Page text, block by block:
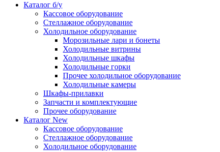
Каталог б/у
Кассовое оборудование
Стеллажное оборудование
Холодильное оборудование
Морозильные лари и бонеты
Холодильные витрины
Холодильные шкафы
Холодильные горки
Прочее холодильное оборудование
Холодильные камеры
Шкафы-прилавки
Запчасти и комплектующие
Прочее оборудование
Каталог New
Кассовое оборудование
Стеллажное оборудование
Холодильное оборудование